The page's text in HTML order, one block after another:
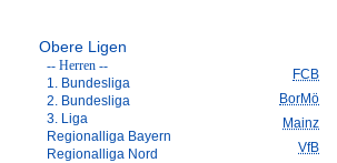
Obere Ligen
-- Herren --
1. Bundesliga
2. Bundesliga
3. Liga
Regionalliga Bayern
Regionalliga Nord
FCB
BorMö
Mainz
VfB